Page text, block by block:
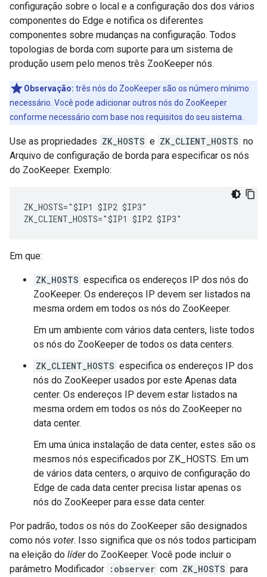
configuração sobre o local e a configuração dos dos vários
componentes do Edge e notifica os diferentes
componentes sobre mudanças na configuração. Todos
topologias de borda com suporte para um sistema de
produção usem pelo menos três ZooKeeper nós.
Observação: três nós do ZooKeeper são os número mínimo
necessário. Você pode adicionar outros nós do ZooKeeper
conforme necessário com base nos requisitos do seu sistema.
Use as propriedades ZK_HOSTS e ZK_CLIENT_HOSTS no
Arquivo de configuração de borda para especificar os nós
do ZooKeeper. Exemplo:
ZK_HOSTS="$IP1 $IP2 $IP3"
ZK_CLIENT_HOSTS="$IP1 $IP2 $IP3"
Em que:
ZK_HOSTS especifica os endereços IP dos nós do
ZooKeeper. Os endereços IP devem ser listados na
mesma ordem em todos os nós do ZooKeeper.
Em um ambiente com vários data centers, liste todos
os nós do ZooKeeper de todos os data centers.
ZK_CLIENT_HOSTS especifica os endereços IP dos
nós do ZooKeeper usados por este Apenas data
center. Os endereços IP devem estar listados na
mesma ordem em todos os nós do ZooKeeper no
data center.
Em uma única instalação de data center, estes são os
mesmos nós especificados por ZK_HOSTS. Em um
de vários data centers, o arquivo de configuração do
Edge de cada data center precisa listar apenas os
nós do ZooKeeper para esse data center.
Por padrão, todos os nós do ZooKeeper são designados
como nós voter. Isso significa que os nós todos participam
na eleição do líderdo ZooKeeper. Você pode incluir o
parâmetro Modificador :observer com ZK_HOSTS para